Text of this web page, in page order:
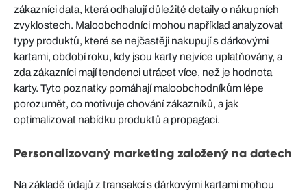
zákazníci data, která odhalují důležité detaily o nákupních
zvyklostech. Maloobchodníci mohou například analyzovat
typy produktů, které se nejčastěji nakupují s dárkovými
kartami, období roku, kdy jsou karty nejvíce uplatňovány, a
zda zákazníci mají tendenci utrácet více, než je hodnota
karty. Tyto poznatky pomáhají maloobchodníkům lépe
porozumět, co motivuje chování zákazníků, a jak
optimalizovat nabídku produktů a propagaci.
Personalizovaný marketing založený na datech
Na základě údajů z transakcí s dárkovými kartami mohou